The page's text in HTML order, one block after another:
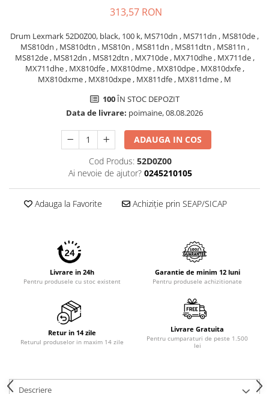
Imprimante 3D
Accesorii imprimante 3D
Filament imprimanta 3D
Laptopuri / notebookuri
Laptopuri gaming
Ultrabookuri
Mini PC AI
Desktop PC
PC Office
Workstation
All-in-One PC
Monitoare
313,57 RON
Drum Lexmark 52D0Z00, black, 100 k, MS710dn , MS711dn , MS810de ,
MS810dn , MS810dtn , MS810n , MS811dn , MS811dtn , MS811n ,
MS812de , MS812dn , MS812dtn , MX710de , MX710dhe , MX711de ,
MX711dhe , MX810dfe , MX810dme , MX810dpe , MX810dxfe ,
MX810dxme , MX810dxpe , MX811dfe , MX811dme , M
100ÎN STOC DEPOZIT
Data de livrare: poimaine, 08.08.2026
ADAUGA IN COS
Cod Produs: 52D0Z00
Ai nevoie de ajutor? 0245210105
Adauga la Favorite Achiziție prin SEAP/SICAP
Livrare in 24h
Pentru produsele cu stoc existent
Garantie de minim 12 luni
Pentru produsele achizitionate
Retur in 14 zile
Returul produselor in maxim 14 zile
Livrare Gratuita
Pentru cumparaturi de peste 1.500
lei
Descriere